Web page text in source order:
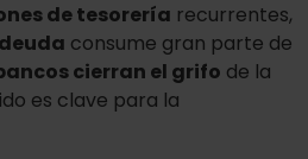
de tesorería recurrentes,
deuda consume gran parte de
cierran el grifo de la
es clave para la